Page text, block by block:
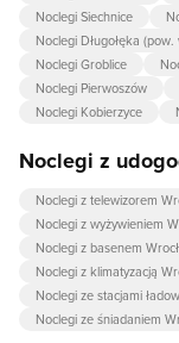
Noclegi Siechnice
Noclegi Długołęka (pow.
Noclegi Groblice
Noclegi Pierwoszów
Noclegi Kobierzyce
Noclegi z
Noclegi z telewizorem
Noclegi z wyżywieniem
Noclegi z basenem
Noclegi z klimatyzacją
Noclegi ze stacjami
Noclegi ze śniadaniem